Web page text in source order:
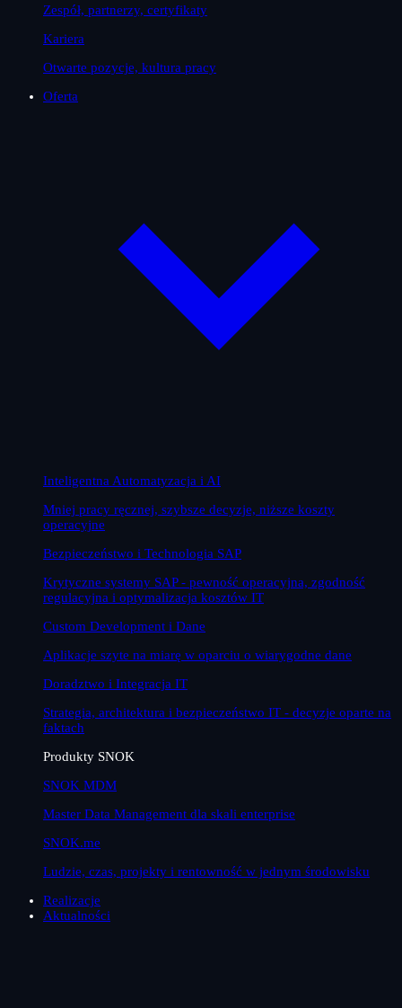
Zespół, partnerzy, certyfikaty
Kariera
Otwarte pozycje, kultura pracy
Oferta
Inteligentna Automatyzacja i AI
Mniej pracy ręcznej, szybsze decyzje, niższe koszty
operacyjne
Bezpieczeństwo i Technologia SAP
Krytyczne systemy SAP - pewność operacyjna, zgodność
regulacyjna i optymalizacja kosztów IT
Custom Development i Dane
Aplikacje szyte na miarę w oparciu o wiarygodne dane
Doradztwo i Integracja IT
Strategia, architektura i bezpieczeństwo IT - decyzje oparte na
faktach
Produkty SNOK
SNOK MDM
Master Data Management dla skali enterprise
SNOK.me
Ludzie, czas, projekty i rentowność w jednym środowisku
Realizacje
Aktualności